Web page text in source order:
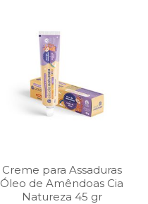
Creme para Assaduras
Óleo de Amêndoas Cia
Natureza 45 gr